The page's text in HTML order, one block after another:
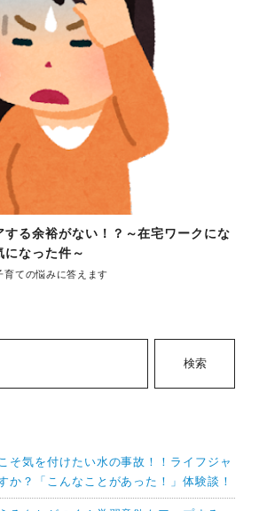
る余裕がない！？～在宅ワークにな
になった件～
育ての悩みに答えます
検索
そ気を付けたい水の事故！！ライフジャ
か？「こんなことがあった！」体験談！